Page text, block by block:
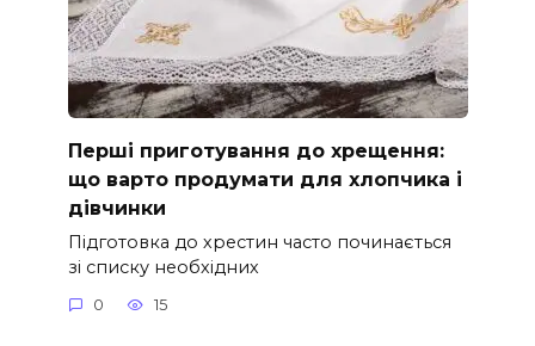
Перші приготування до хрещення:
що варто продумати для хлопчика і
дівчинки
Підготовка до хрестин часто починається
зі списку необхідних
0 15